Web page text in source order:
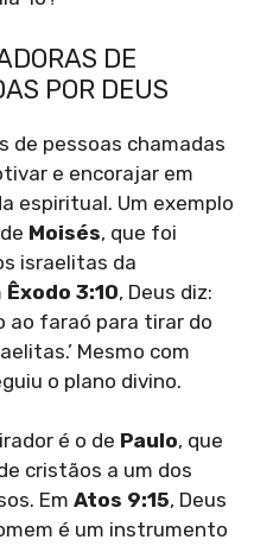
DE
POR DEUS
de pessoas chamadas
e encorajar em
espiritual. Um exemplo
Moisés, que foi
israelitas da
Êxodo 3:10, Deus diz:
ao faraó para tirar do
Mesmo com
o plano divino.
é o de Paulo, que
cristãos a um dos
Em Atos 9:15, Deus
é um instrumento